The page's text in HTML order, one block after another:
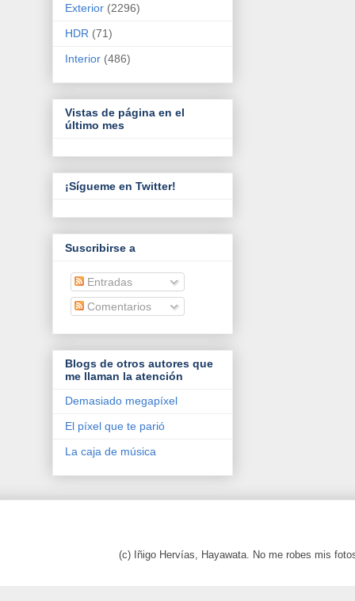
Exterior (2296)
HDR (71)
Interior (486)
Vistas de página en el
último mes
¡Sígueme en Twitter!
Suscribirse a
Entradas
Comentarios
Blogs de otros autores que
me llaman la atención
Demasiado megapíxel
El píxel que te parió
La caja de música
(c) Iñigo Hervías, Hayawata. No me robes mis